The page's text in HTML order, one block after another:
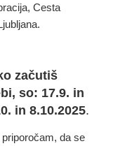
Cesta
začutiš
so: 17.9. in
in 8.10.2025.
da se